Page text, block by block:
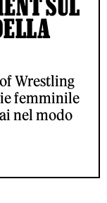
Wrestling
femminile
nel modo